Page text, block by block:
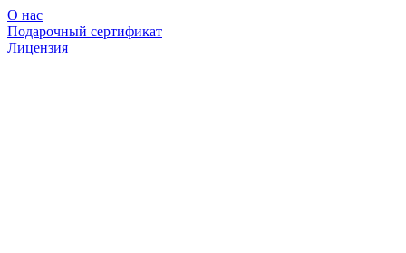
О нас
Подарочный сертификат
Лицензия